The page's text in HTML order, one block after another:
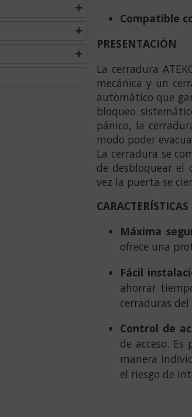
Compatible
PRESENTACIÓN
La cerradura
mecánica y un
automático que
bloqueo
pánico, la
modo poder
La cerradura se
de desbloquear el
vez la puerta se
Máxima
ofrece una
Fácil
ahorrar
cerraduras
Control de
de acceso.
manera
el riesgo de